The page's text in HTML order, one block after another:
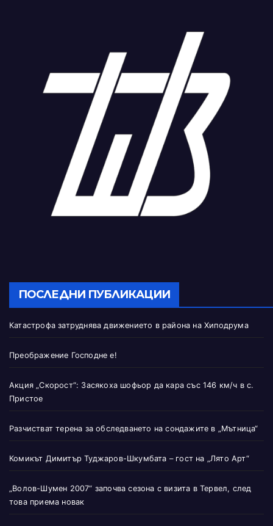
ПОСЛЕДНИ ПУБЛИКАЦИИ
Катастрофа затруднява движението в района на Хиподрума
Преображение Господне е!
Акция „Скорост“: Засякоха шофьор да кара със 146 км/ч в с.
Пристое
Разчистват терена за обследването на сондажите в „Мътница“
Комикът Димитър Туджаров-Шкумбата – гост на „Лято Арт“
„Волов-Шумен 2007“ започва сезона с визита в Тервел, след
това приема новак